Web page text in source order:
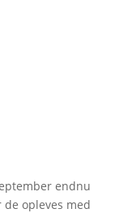
endnu
opleves med